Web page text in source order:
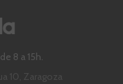
8 a 15h.
10, Zaragoza